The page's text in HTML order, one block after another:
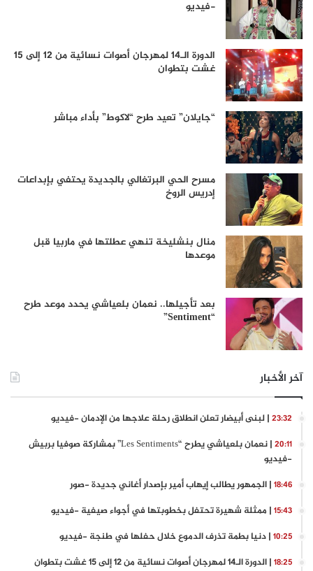
-فيديو
الدورة الـ14 لمهرجان أصوات نسائية من 12 إلى 15
غشت بتطوان
“جايلان” تعيد طرح “لاكوط” بأداء مباشر
مسرح الحي البرتغالي بالجديدة يحتفي بإبداعات
إدريس الروخ
منال بنشليخة تنهي عطلتها في ماربيا قبل
موعدها
بعد تأجيلها.. نعمان بلعياشي يحدد موعد طرح
“Sentiment”
آخر الأخبار
23:32 | لبنى أبيضار تعلن انطلاق رحلة علاجها من الإدمان -فيديو
20:11
| نعمان بلعياشي يطرح “Les Sentiments” بمشاركة صوفيا بربيش
-فيديو
18:46 | الجمهور يطالب إيهاب أمير بإصدار أغاني جديدة -صور
15:43 | ممثلة شهيرة تحتفل بخطوبتها في أجواء صيفية -فيديو
10:25 | دنيا بطمة تذرف الدموع خلال حفلها في طنجة -فيديو
18:25 | الدورة الـ14 لمهرجان أصوات نسائية من 12 إلى 15 غشت بتطوان